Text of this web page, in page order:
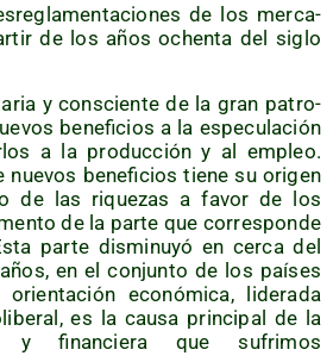
de los mer­ca­
de los años ochen­ta del siglo
y cons­cien­te de la gran patro­
bene­fi­cios a la espe­cu­la­ción
a la pro­duc­ción y al empleo.
nue­vos bene­fi­cios tie­ne su ori­gen
de las rique­zas a favor de los
de la par­te que corres­pon­de
par­te dis­mi­nu­yó en cer­ca del
en el con­jun­to de los paí­ses
eco­nó­mi­ca, lide­ra­da
es la cau­sa prin­ci­pal de la
y finan­cie­ra que sufri­mos